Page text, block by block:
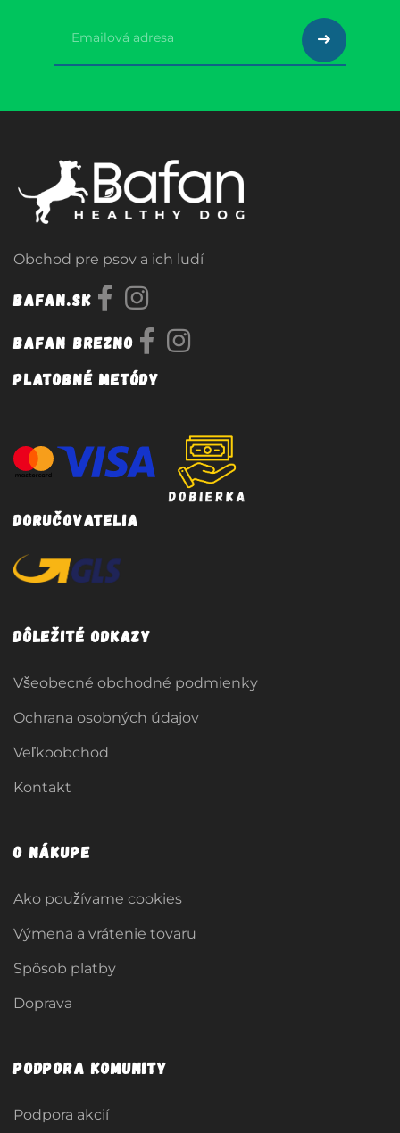
Obchod pre psov a ich ludí
Bafan.sk
Bafan Brezno
Platobné metódy
Doručovatelia
Dôležité odkazy
Všeobecné obchodné podmienky
Ochrana osobných údajov
Veľkoobchod
Kontakt
O nákupe
Ako používame cookies
Výmena a vrátenie tovaru
Spôsob platby
Doprava
Podpora komunity
Podpora akcií